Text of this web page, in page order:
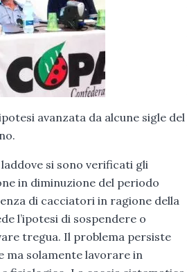
avanzata da alcune sigle del
si sono verificati gli
in diminuzione del periodo
di cacciatori in ragione della
l’ipotesi di sospendere o
tregua. Il problema persiste
ma solamente lavorare in